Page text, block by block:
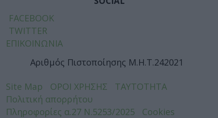
FACEBOOK
TWITTER
ΕΠΙΚΟΙΝΩΝΙΑ
Αριθμός Πιστοποίησης Μ.Η.Τ.242021
Site Map ΟΡΟΙ ΧΡΗΣΗΣ
ΤΑΥΤΟΤΗΤΑ
Πολιτική απορρήτου
Πληροφορίες α.27 Ν.5253/2025
Cookies